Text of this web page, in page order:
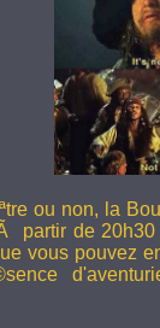
ou non, la
partir de
vous pouvez